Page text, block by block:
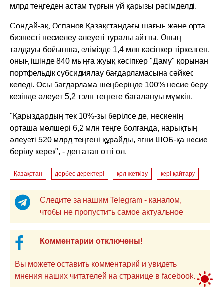
млрд теңгеден астам тұрғын үй қарызы рәсімделді.
Сондай-ақ, Оспанов Қазақстандағы шағын және орта
бизнесті несиелеу әлеуеті туралы айтты. Оның
талдауы бойынша, елімізде 1,4 млн кәсіпкер тіркелген,
оның ішінде 840 мыңға жуық кәсіпкер "Даму" қорынан
портфельдік субсидиялау бағдарламасына сәйкес
келеді. Осы бағдарлама шеңберінде 100% несие беру
кезінде әлеует 5,2 трлн теңгеге бағалануы мүмкін.
"Қарыздардың тек 10%-зы берілсе де, несиенің
орташа мөлшері 6,2 млн теңге болғанда, нарықтың
әлеуеті 520 млрд теңгені құрайды, яғни ШОБ-қа несие
берілу керек", - деп атап өтті ол.
Қазақстан дербес деректері қол жеткізу кері қайтару
Следите за нашим Telegram - каналом,
чтобы не пропустить самое актуальное
Комментарии отключены!
Вы можете оставить комментарий и увидеть
мнения наших читателей на странице в facebook.